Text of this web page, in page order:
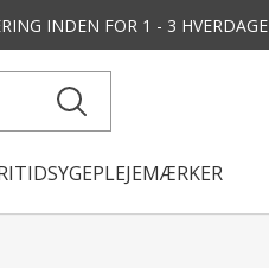
INDEN FOR 1 - 3 HVERDAGE
SYGEPLEJEMÆRKER